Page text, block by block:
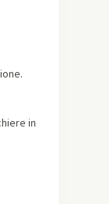
in